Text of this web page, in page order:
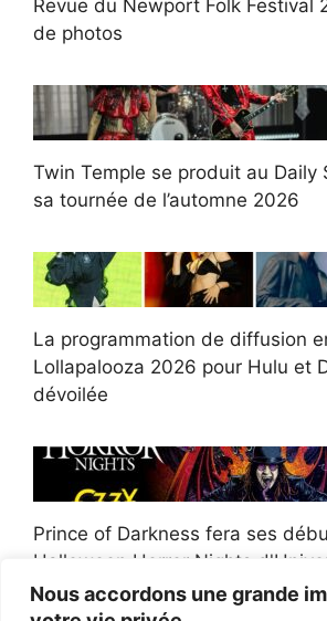
Nous accordons une grande
Revue du Newport Folk Festival
de photos
Twin Temple se produit au Daily
sa tournée de l’automne 2026
La programmation de diffusion
Lollapalooza 2026 pour Hulu et
dévoilée
Prince of Darkness fera ses
Halloween Horror Nights